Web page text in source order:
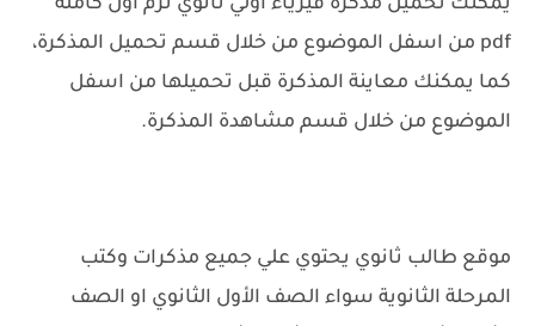
يمكنك تحميل مذكرة فيزياء اولي ثانوي ترم اول كاملة
pdf من اسفل الموضوع من خلال قسم تحميل المذكرة،
كما يمكنك معاينة المذكرة قبل تحميلها من اسفل
الموضوع من خلال قسم مشاهدة المذكرة.
موقع طالب ثانوي يحتوي علي جميع مذكرات وكتب
المرحلة الثانوية سواء الصف الأول الثانوي او الصف